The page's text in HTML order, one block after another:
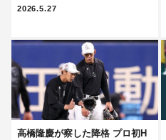
2026.5.27
高橋隆慶が察した降格 プロ初H